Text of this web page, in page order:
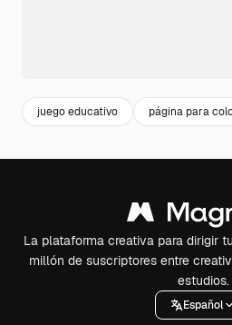
juego educativo página para
La plataforma creativa para dirigir
millón de suscriptores entre
estudios.
Español